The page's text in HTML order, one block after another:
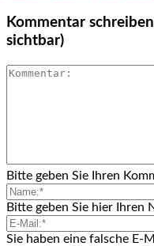
Kommentar
sichtbar)
Bitte geben Sie Ihren
Bitte geben Sie hier Ihren
Sie haben eine falsche E-